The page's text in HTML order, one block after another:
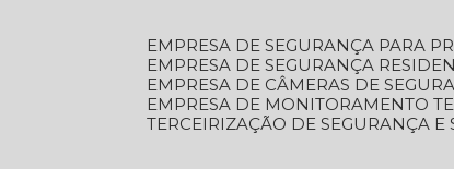
EMPRESA DE SEGURANÇA PARA
EMPRESA DE SEGURANÇA
EMPRESA DE CÂMERAS DE
EMPRESA DE MONITORAMENTO
TERCEIRIZAÇÃO DE SEGURANÇA E